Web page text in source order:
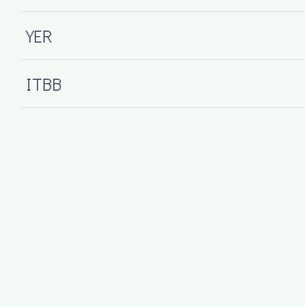
YER
ITBB